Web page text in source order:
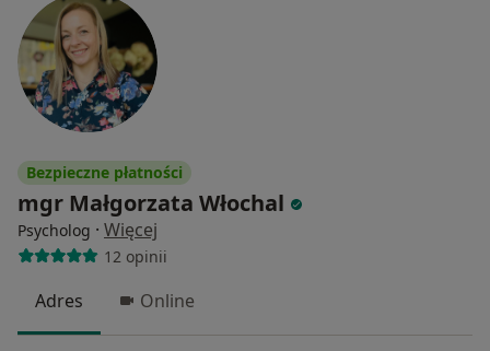
Bezpieczne płatności
mgr Małgorzata Włochal
Psycholog · Więcej
12 opinii
Adres Online